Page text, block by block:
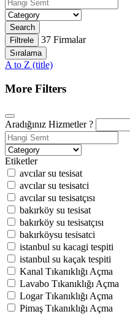
Search
Filtrele
37 Firmalar
Sıralama
A to Z (title)
More Filters
Aradığınız Hizmetler ?
Etiketler
avcılar su tesisat
avcılar su tesisatci
avcılar su tesisatçısı
bakırköy su tesisat
bakırköy su tesisatçısı
bakırköysu tesisatci
istanbul su kacagi tespiti
istanbul su kaçak tespiti
Kanal Tıkanıklığı Açma
Lavabo Tıkanıklığı Açma
Logar Tıkanıklığı Açma
Pimaş Tıkanıklığı Açma